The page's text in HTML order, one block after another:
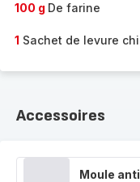
100 g De farine
1 Sachet de levure
Accessoires
Moule